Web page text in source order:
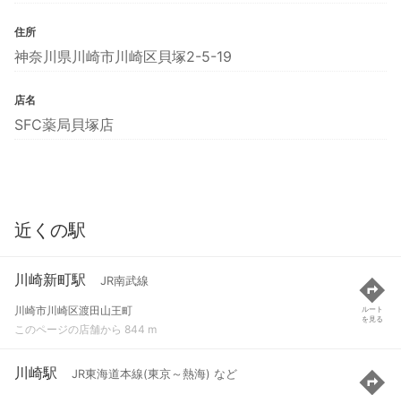
住所
神奈川県川崎市川崎区貝塚2-5-19
店名
SFC薬局貝塚店
近くの駅
川崎新町駅 JR南武線
川崎市川崎区渡田山王町
このページの店舗から 844 m
ルート
を見る
川崎駅 JR東海道本線(東京～熱海) など